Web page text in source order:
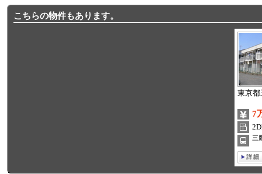
こちらの物件もあります。
東京都
7
三